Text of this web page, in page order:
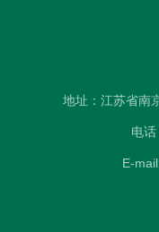
地址：江苏省南
电
E-